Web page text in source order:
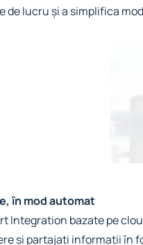
lucru și a simplifica
în mod automat
Integration bazate pe
și partajați informații în